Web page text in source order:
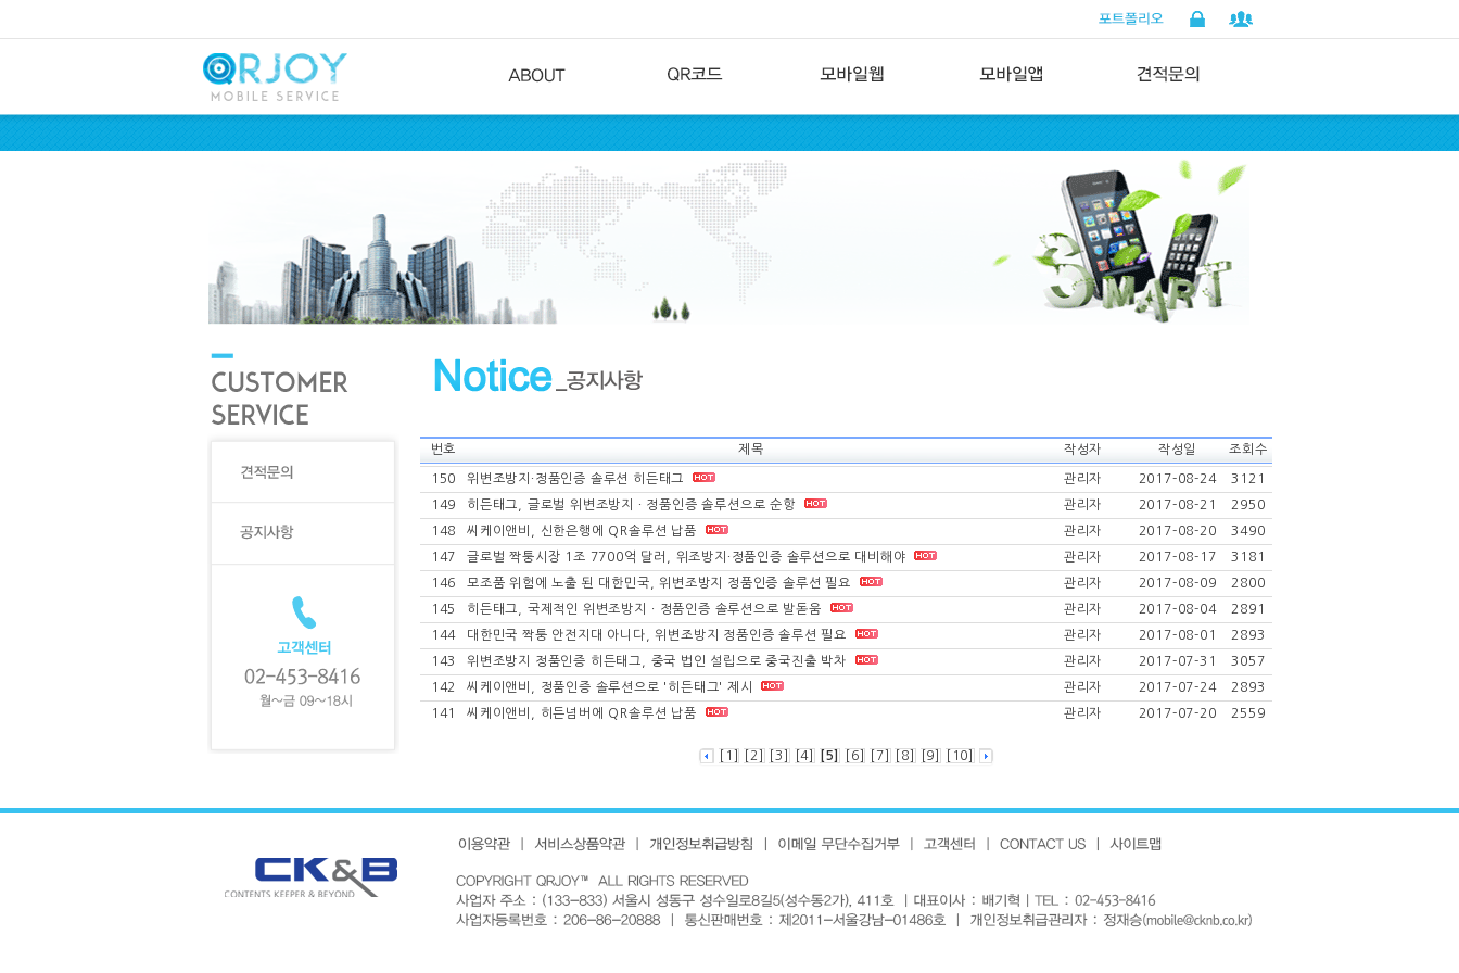
번호 제목 작성자 작성일 조회수
150 위변조방지∙정품인증 솔루션 히든태그 관리자 2017-08-24
3121
149
히든태그, 글로벌 위변조방지 ∙ 정품인증 솔루션으로 순항 관리자 2017-08-21
2950
148
씨케이앤비, 신한은행에 QR솔루션 납품 관리자 2017-08-20
3490
147
글로벌 짝퉁시장 1조 7700억 달러, 위조방지∙정품인증 솔루션으로 대비해야 관리자 2017-08-17
3181
146
모조품 위험에 노출 된 대한민국, 위변조방지 정품인증 솔루션 필요 관리자 2017-08-09
2800
145
히든태그, 국제적인 위변조방지ㆍ정품인증 솔루션으로 발돋움 관리자 2017-08-04
2891
144
대한민국 짝퉁 안전지대 아니다, 위변조방지 정품인증 솔루션 필요 관리자 2017-08-01
2893
143
위변조방지 정품인증 히든태그, 중국 법인 설립으로 중국진출 박차 관리자 2017-07-31
3057
142
씨케이앤비, 정품인증 솔루션으로 '히든태그' 제시 관리자 2017-07-24
2893
141
씨케이앤비, 히든넘버에 QR솔루션 납품 관리자 2017-07-20 2559
[1] [2] [3] [4] [5] [6] [7] [8] [9] [10]